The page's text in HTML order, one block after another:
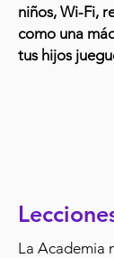
niños, Wi-Fi,
como una
tus hijos
La Academia